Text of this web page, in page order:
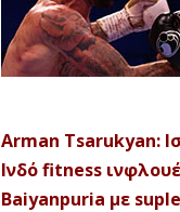
Arman Tsarukyan:
Ινδό fitness
Baiyanpuria με